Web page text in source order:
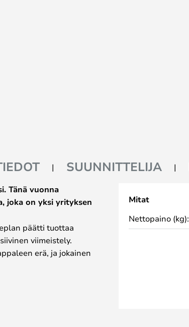
SUUNNITTELIJA
Tänä vuonna
joka on yksi yrityksen
päätti tuottaa
viimeistely.
erä, ja jokainen
Viimeistely on
Mitat
Nettopaino (kg):